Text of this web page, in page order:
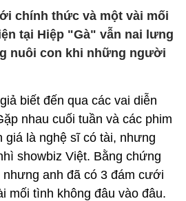
chính thức và một vài mối
tại Hiệp "Gà" vẫn nai lưng
nuôi con khi những người
biết đến qua các vai diễn
nhau cuối tuần và các phim
giá là nghệ sĩ có tài, nhưng
showbiz Việt. Bằng chứng
nhưng anh đã có 3 đám cưới
mối tình không đâu vào đâu.